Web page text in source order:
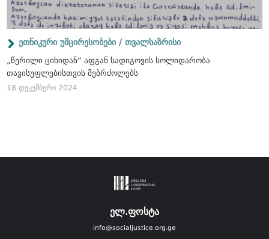
ეთნიკური უმცირესობები / თვალსაზრისი
„წერილი ციხიდან“ აფგან სადიგოვის სოლიდარობა
თავისუფლებისთვის მებრძოლებს
18 დეკემბერი 2024
ელ.ფოსტა
info@socialjustice.org.ge